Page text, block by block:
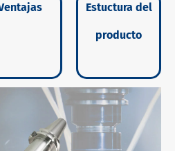
Estuctura del
producto